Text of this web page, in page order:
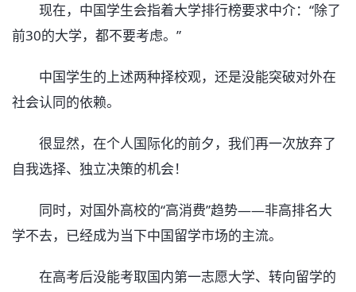
现在，中国学生会指着大学排行榜要求中介：“除了
前30的大学，都不要考虑。”
中国学生的上述两种择校观，还是没能突破对外在
社会认同的依赖。
很显然，在个人国际化的前夕，我们再一次放弃了
自我选择、独立决策的机会！
同时，对国外高校的“高消费”趋势——非高排名大
学不去，已经成为当下中国留学市场的主流。
在高考后没能考取国内第一志愿大学、转向留学的